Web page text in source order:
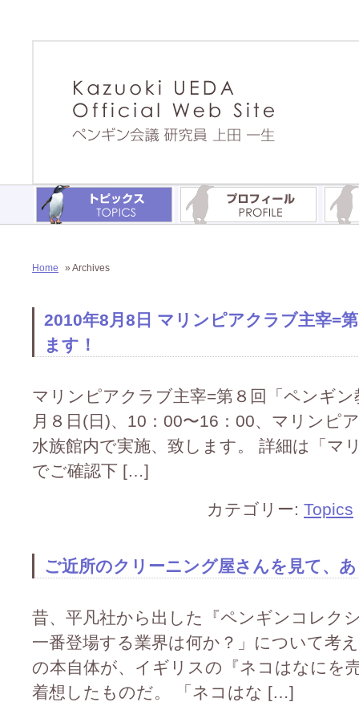
Home » Archives
2010年8月8日 マリンピアクラブ主宰=
ます！
マリンピアクラブ主宰=第８回「ペンギ
月８日(日)、10：00〜16：00、マリンピ
水族館内で実施、致します。 詳細は「マ
でご確認下 […]
カテゴリー: Topics
ご近所のクリーニング屋さんを見て、
昔、平凡社から出した『ペンギンコレク
一番登場する業界は何か？」について考
の本自体が、イギリスの『ネコはなにを
着想したものだ。 「ネコはな […]